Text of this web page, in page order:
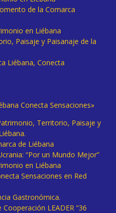
de la Comarca
en Liébana
Paisaje y Paisanaje de la
Liébana, Conecta
Conecta Sensaciones»
Territorio, Paisaje y
de Liébana
“Por un Mundo Mejor”
en Liébana
Sensaciones en Red
Gastronómica.
LEADER “36